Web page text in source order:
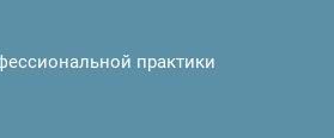
практики